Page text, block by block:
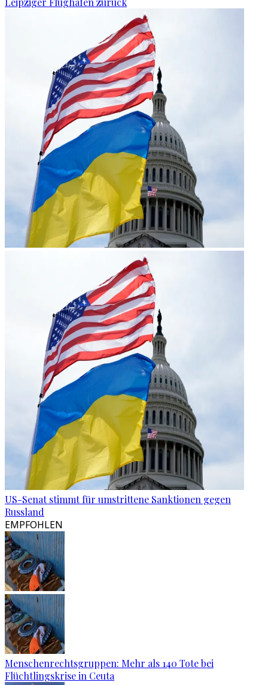
US-Senat stimmt für umstrittene Sanktionen gegen
Russland
EMPFOHLEN
Menschenrechtsgruppen: Mehr als 140 Tote bei
Flüchtlingskrise in Ceuta